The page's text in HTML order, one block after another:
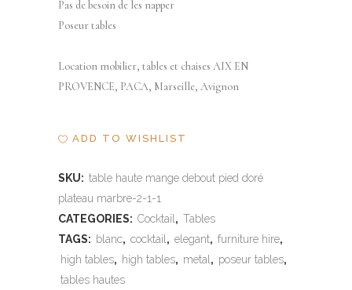
Pas de besoin de les napper
Poseur tables
Location mobilier, tables et chaises AIX EN
PROVENCE, PACA, Marseille, Avignon
ADD TO WISHLIST
SKU: table haute mange debout pied doré
plateau marbre-2-1-1
CATEGORIES: Cocktail , Tables
TAGS: blanc, cocktail , elegant, furniture hire,
high tables, high tables, metal , poseur tables,
tables hautes